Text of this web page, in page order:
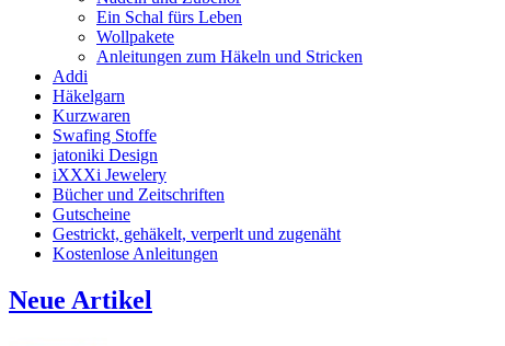
Ein Schal fürs Leben
Wollpakete
Anleitungen zum Häkeln und Stricken
Addi
Häkelgarn
Kurzwaren
Swafing Stoffe
jatoniki Design
iXXXi Jewelery
Bücher und Zeitschriften
Gutscheine
Gestrickt, gehäkelt, verperlt und zugenäht
Kostenlose Anleitungen
Neue Artikel